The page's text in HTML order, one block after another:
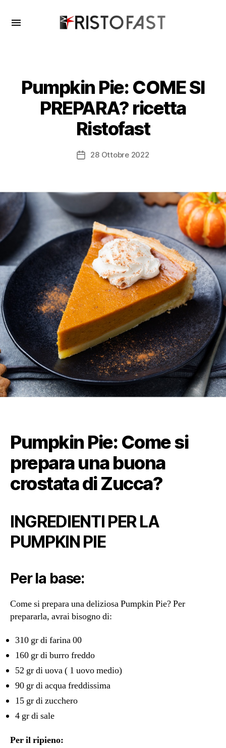

Pumpkin Pie: COME SI
PREPARA? ricetta
Ristofast
Data28 Ottobre 2022
Pumpkin Pie: Come si
prepara una buona
crostata di Zucca?
INGREDIENTI PER LA
PUMPKIN PIE
Per la base:
Come si prepara una deliziosa Pumpkin Pie? Per
prepararla, avrai bisogno di:
310 gr di farina 00
160 gr di burro freddo
52 gr di uova ( 1 uovo medio)
90 gr di acqua freddissima
15 gr di zucchero
4 gr di sale
Per il ripieno: